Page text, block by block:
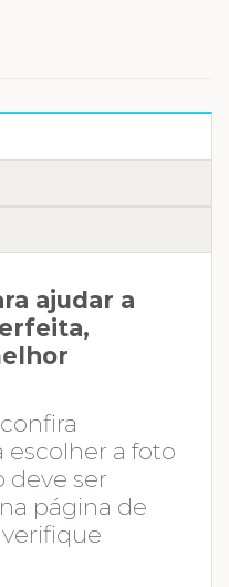
ajudar a
escolher a foto
deve ser
página de